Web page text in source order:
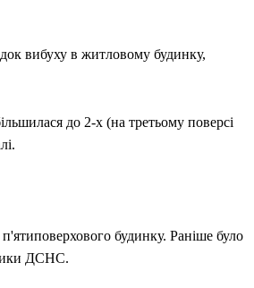
вибуху в житловому будинку,
до 2-х (на третьому поверсі
будинку. Раніше було
ДСНС.